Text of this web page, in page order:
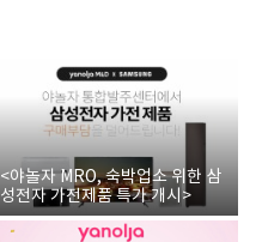
<야놀자 MRO, 숙박업소 위한 삼
성전자 가전제품 특가 개시>